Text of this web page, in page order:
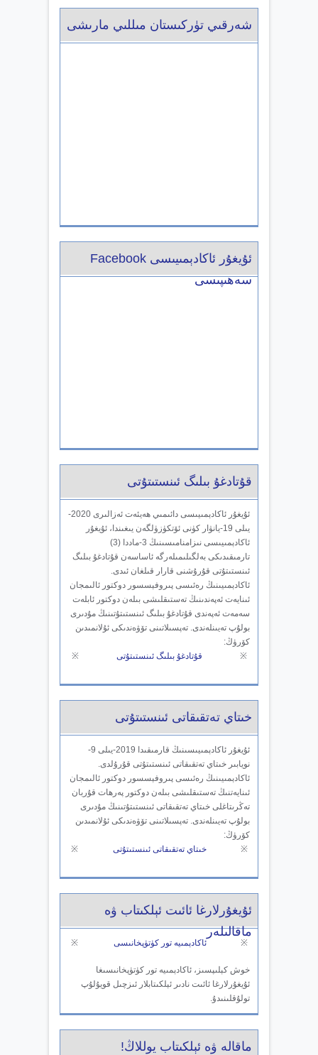
شەرقىي تۈركىستان مىللىي مارىشى
ئۇيغۇر ئاكادېمىيىسى Facebook
سەھىپىسى
قۇتادغۇ بىلىگ ئىنستىتۇتى
ئۇيغۇر ئاكادېمىيىسى دائىمىي ھەيئەت ئەزالىرى 2020-
يىلى 19-يانۋار كۈنى ئۆتكۈزۈلگەن يىغىندا، ئۇيغۇر
ئاكادېمىيىسى نىزامنامىسىنىڭ 3-ماددا (3)
تارمىقىدىكى بەلگىلىمىلەرگە ئاساسەن قۇتادغۇ بىلىگ
ئىنستىتۇتى قۇرۇشنى قارار قىلغان ئىدى.
ئاكادېمىيىنىڭ رەئىسى پىروفېسسور دوكتور ئالىمجان
ئىنايەت ئەپەندىنىڭ تەستىقلىشى بىلەن دوكتور ئابلەت
سەمەت ئەپەندى قۇتادغۇ بىلىگ ئىنستىتۇتىنىڭ مۇدىرى
بولۇپ تەيىنلەندى. تەپسىلاتىنى تۆۋەندىكى ئۇلانمىدىن
كۆرۈڭ:
※
قۇتادغۇ بىلىگ ئىنستىتۇتى ※
خىتاي تەتقىقاتى ئىنستىتۇتى
ئۇيغۇر ئاكادېمىيىسىنىڭ قارمىقىدا 2019-يىلى 9-
نويابىر خىتاي تەتقىقاتى ئىنستىتۇتى قۇرۇلدى.
ئاكادېمىيىنىڭ رەئىسى پىروفېسسور دوكتور ئالىمجان
ئىنايەتنىڭ تەستىقلىشى بىلەن دوكتور پەرھات قۇربان
تەڭرىتاغلى خىتاي تەتقىقاتى ئىنستىتۇتىنىڭ مۇدىرى
بولۇپ تەيىنلەندى. تەپسىلاتىنى تۆۋەندىكى ئۇلانمىدىن
كۆرۈڭ:
※
خىتاي تەتقىقاتى ئىنستىتۇتى ※
ئۇيغۇرلارغا ئائىت ئېلكىتاب ۋە
ماقالىلەر
※ ئاكادېمىيە تور كۈتۈپخانىسى ※
خوش كېلىپسىز، ئاكادېمىيە تور كۈتۈپخانىسىغا
ئۇيغۇرلارغا ئائىت نادىر ئېلكىتابلار ئىزچىل قويۇلۇپ
تولۇقلىنىدۇ.
ماقالە ۋە ئېلكىتاب يوللاڭ!